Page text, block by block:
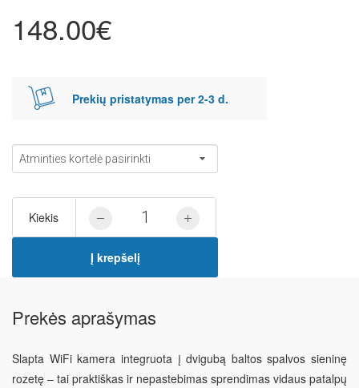
148.00€
Prekių pristatymas per 2-3 d.
Kiekis
Į krepšelį
Prekės aprašymas
Slapta WiFi kamera integruota į dvigubą baltos spalvos sieninę
rozetę – tai praktiškas ir nepastebimas sprendimas vidaus patalpų